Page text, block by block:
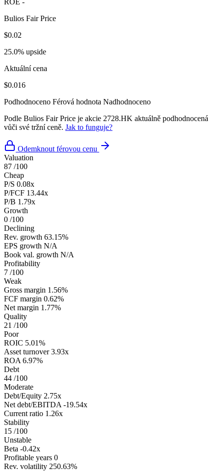
ROE -
Bulios Fair Price
$0.02
25.0% upside
Aktuální cena
$0.016
Podhodnoceno Férová hodnota Nadhodnoceno
Podle Bulios Fair Price je akcie 2728.HK aktuálně podhodnocená
vůči své tržní ceně. Jak to funguje?
Odemknout férovou cenu
Valuation
87 /100
Cheap
P/S 0.08x
P/FCF 13.44x
P/B 1.79x
Growth
0 /100
Declining
Rev. growth 63.15%
EPS growth N/A
Book val. growth N/A
Profitability
7 /100
Weak
Gross margin 1.56%
FCF margin 0.62%
Net margin 1.77%
Quality
21 /100
Poor
ROIC 5.01%
Asset turnover 3.93x
ROA 6.97%
Debt
44 /100
Moderate
Debt/Equity 2.75x
Net debt/EBITDA -19.54x
Current ratio 1.26x
Stability
15 /100
Unstable
Beta -0.42x
Profitable years 0
Rev. volatility 250.63%